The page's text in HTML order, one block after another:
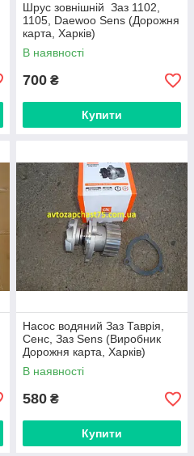
Шрус зовнішній Заз 1102,
1105, Daewoo Sens (Дорожня
карта, Харків)
В наявності
700 ₴
Купити
Насос водяний Заз Таврія,
Сенс, Заз Sens (Виробник
Дорожня карта, Харків)
В наявності
580 ₴
Купити